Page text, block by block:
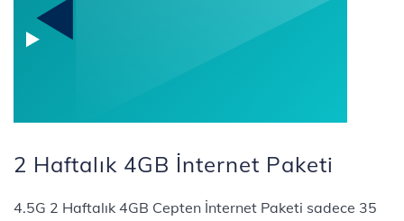
2 Haftalık 4GB İnternet Paketi
4.5G 2 Haftalık 4GB Cepten İnternet Paketi sadece 35